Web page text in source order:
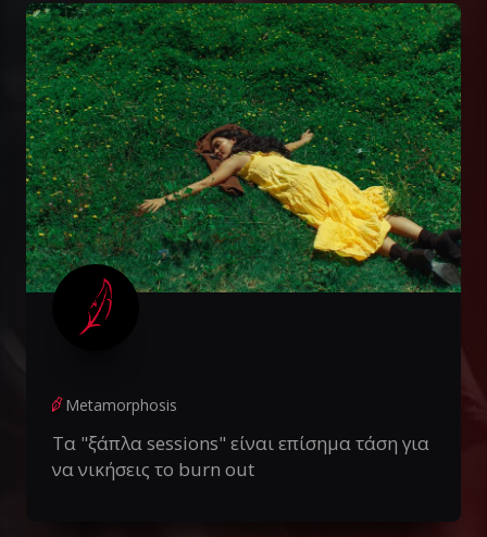
Metamorphosis
Τα "ξάπλα sessions" είναι επίσημα τάση για
να νικήσεις το burn out